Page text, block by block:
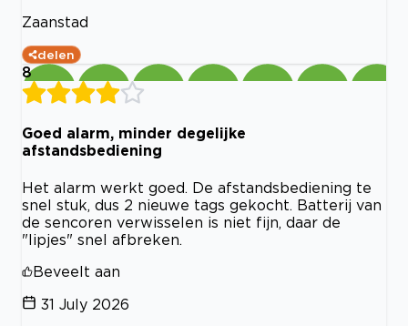
Zaanstad
delen
8
Goed alarm, minder degelijke
afstandsbediening
Het alarm werkt goed. De afstandsbediening te
snel stuk, dus 2 nieuwe tags gekocht. Batterij van
de sencoren verwisselen is niet fijn, daar de
"lipjes" snel afbreken.
Beveelt aan
31 July 2026